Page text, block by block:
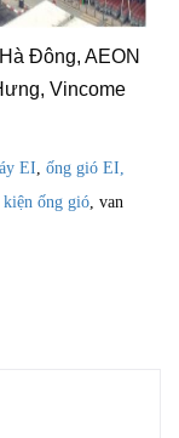
Đông, AEON
Vincome
EI, ống gió EI,
kiện ống gió, van